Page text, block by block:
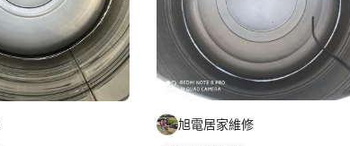
旭電居家維修